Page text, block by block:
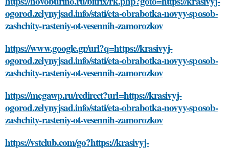
ogorod.zelynyjsad.info/stati/eta-obrabotka-novyy-sposob-
zashchity-rasteniy-ot-vesennih-zamorozkov
https://www.google.gr/url?q=https://krasivyj-
ogorod.zelynyjsad.info/stati/eta-obrabotka-novyy-sposob-
zashchity-rasteniy-ot-vesennih-zamorozkov
https://megawp.ru/redirect?url=https://krasivyj-
ogorod.zelynyjsad.info/stati/eta-obrabotka-novyy-sposob-
zashchity-rasteniy-ot-vesennih-zamorozkov
https://vstclub.com/go?https://krasivyj-